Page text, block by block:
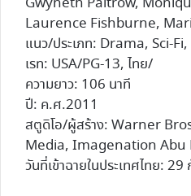
Laurence Fishburne,
แนว/ประเภท: Drama, Sci-
เรท: USA/PG-13, ไทย/
ความยาว: 106 นาที
ปี: ค.ศ.2011
สตูดิโอ/ผู้สร้าง: Warner
Media, Imagenation Abu
วันที่เข้าฉายในประเทศไทย: